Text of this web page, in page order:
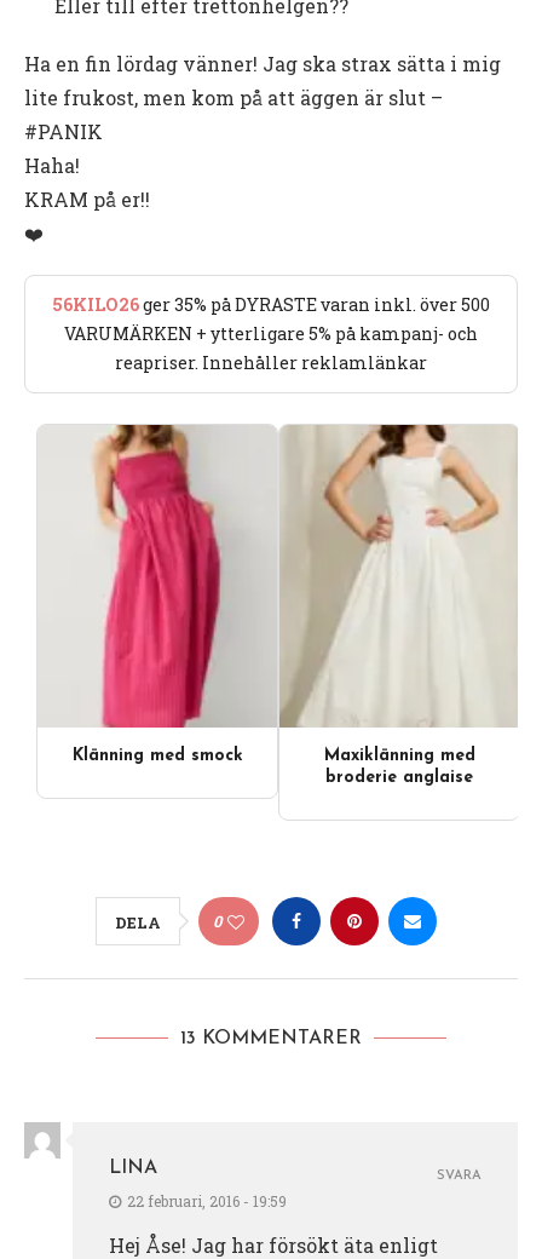
Ha en fin lördag vänner! Jag ska strax sätta i mig
lite frukost, men kom på att äggen är slut –
#PANIK
Haha!
KRAM på er!!
❤️
56KILO26ger 35% på DYRASTE varan inkl. över 500
VARUMÄRKEN + ytterligare 5% på kampanj- och
reapriser. Innehåller reklamlänkar
Klänning med smock
Maxiklänning med
broderie anglaise
DELA 0
13 KOMMENTARER
LINA
22 februari, 2016 - 19:59
Hej Åse! Jag har försökt äta enligt
SVARA